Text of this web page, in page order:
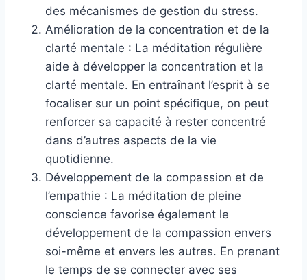
des mécanismes de gestion du stress.
Amélioration de la concentration et de la
clarté mentale : La méditation régulière
aide à développer la concentration et la
clarté mentale. En entraînant l’esprit à se
focaliser sur un point spécifique, on peut
renforcer sa capacité à rester concentré
dans d’autres aspects de la vie
quotidienne.
Développement de la compassion et de
l’empathie : La méditation de pleine
conscience favorise également le
développement de la compassion envers
soi-même et envers les autres. En prenant
le temps de se connecter avec ses